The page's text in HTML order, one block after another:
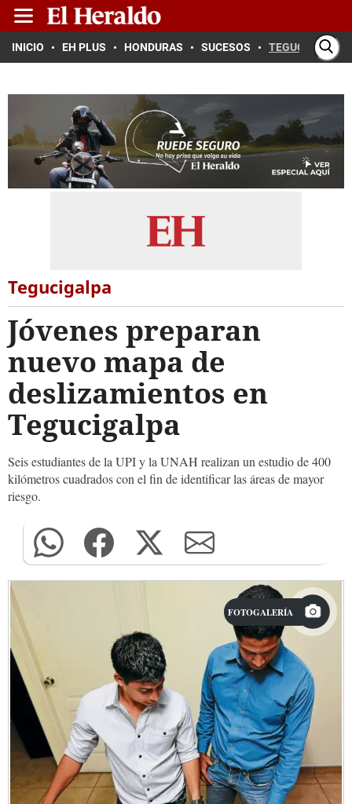
INICIO EH PLUS HONDURAS SUCESOS TEGUCIGALPA
Tegucigalpa
Jóvenes preparan
nuevo mapa de
deslizamientos en
Tegucigalpa
Seis estudiantes de la UPI y la UNAH realizan un estudio de 400
kilómetros cuadrados con el fin de identificar las áreas de mayor
riesgo.
FOTOGALERÍA